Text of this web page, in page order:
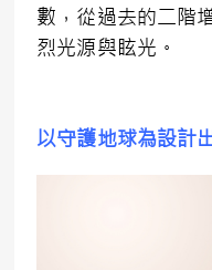
數，從過去的二階
烈光源與眩光。
以守護地球為設計